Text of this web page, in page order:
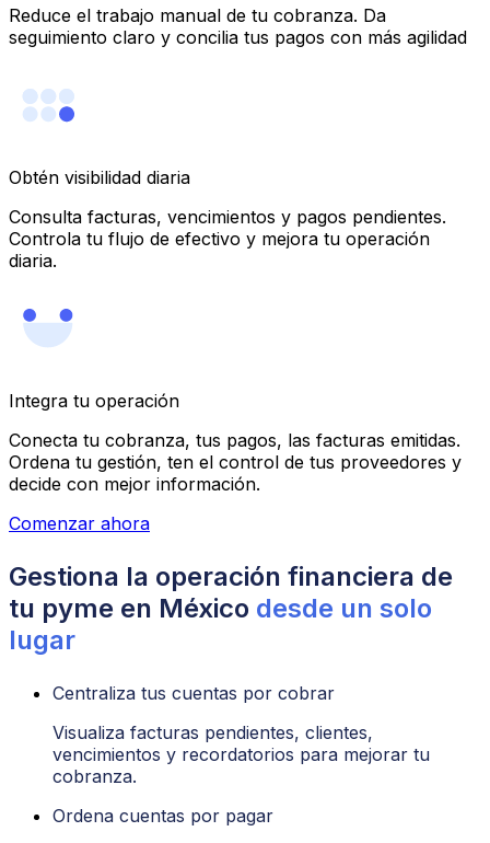
Reduce el trabajo manual de tu cobranza. Da
seguimiento claro y concilia tus pagos con más agilidad
Obtén visibilidad diaria
Consulta facturas, vencimientos y pagos pendientes.
Controla tu flujo de efectivo y mejora tu operación
diaria.
Integra tu operación
Conecta tu cobranza, tus pagos, las facturas emitidas.
Ordena tu gestión, ten el control de tus proveedores y
decide con mejor información.
Comenzar ahora
Gestiona la operación financiera de
tu pyme en México desde un solo
lugar
Centraliza tus cuentas por cobrar
Visualiza facturas pendientes, clientes,
vencimientos y recordatorios para mejorar tu
cobranza.
Ordena cuentas por pagar